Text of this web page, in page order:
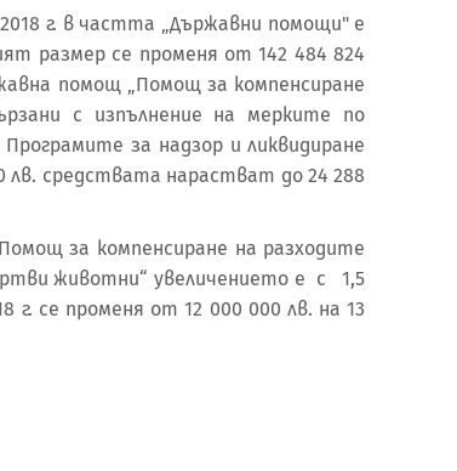
г. в частта „Държавни помощи" е
размер се променя от 142 484 824
помощ „Помощ за компенсиране
с изпълнение на мерките по
за надзор и ликвидиране
средствата нарастват до 24 288
за компенсиране на разходите
животни“ увеличението е с 1,5
г. се променя от 12 000 000 лв. на 13